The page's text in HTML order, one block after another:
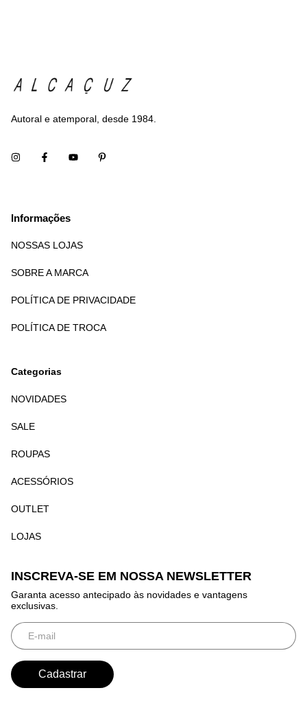
Autoral e atemporal, desde 1984.
Informações
NOSSAS LOJAS
SOBRE A MARCA
POLÍTICA DE PRIVACIDADE
POLÍTICA DE TROCA
Categorias
NOVIDADES
SALE
ROUPAS
ACESSÓRIOS
OUTLET
LOJAS
INSCREVA-SE EM NOSSA NEWSLETTER
Garanta acesso antecipado às novidades e vantagens
exclusivas.